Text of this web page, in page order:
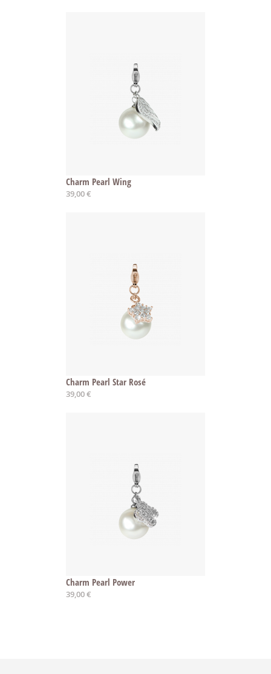
Charm Pearl Wing
39,00 €
Charm Pearl Star Rosé
39,00 €
Charm Pearl Power
39,00 €